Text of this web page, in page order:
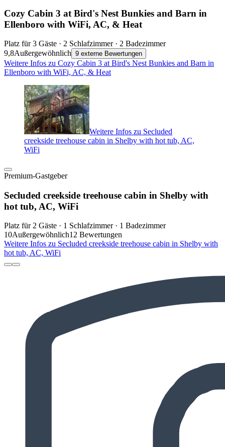
Cozy Cabin 3 at Bird's Nest Bunkies and Barn in
Ellenboro with WiFi, AC, & Heat
Platz für 3 Gäste · 2 Schlafzimmer · 2 Badezimmer
9,8Außergewöhnlich 9 externe Bewertungen
Weitere Infos zu Cozy Cabin 3 at Bird's Nest Bunkies and Barn in
Ellenboro with WiFi, AC, & Heat
Weitere Infos zu Secluded
creekside treehouse cabin in Shelby with hot tub, AC,
WiFi
Premium-Gastgeber
Secluded creekside treehouse cabin in Shelby with
hot tub, AC, WiFi
Platz für 2 Gäste · 1 Schlafzimmer · 1 Badezimmer
10Außergewöhnlich12 Bewertungen
Weitere Infos zu Secluded creekside treehouse cabin in Shelby with
hot tub, AC, WiFi